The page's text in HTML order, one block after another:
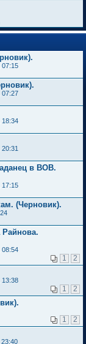
07:15
07:27
18:34
в ВОВ.
17:15
(Черновик).
Райнова.
08:54
1 2
13:38
1 2
1 2
23:40